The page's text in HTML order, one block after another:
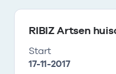
RIBIZ Artsen
Start
17-11-2017